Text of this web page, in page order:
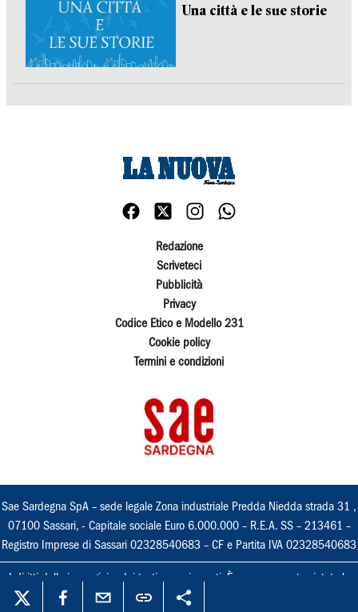
Una città e le sue storie
Redazione
Scriveteci
Pubblicità
Privacy
Codice Etico e Modello 231
Cookie policy
Termini e condizioni
Sae Sardegna SpA – sede legale Zona industriale Predda Niedda strada 31 ,
07100 Sassari, - Capitale sociale Euro 6.000.000 – R.E.A. SS – 213461 –
Registro Imprese di Sassari 02328540683 – CF e Partita IVA 02328540683
I diritti delle immagini e dei testi sono riservati. È espressamente vietata la
loro riproduzione con qualsiasi mezzo e l'adattamento totale o parziale.